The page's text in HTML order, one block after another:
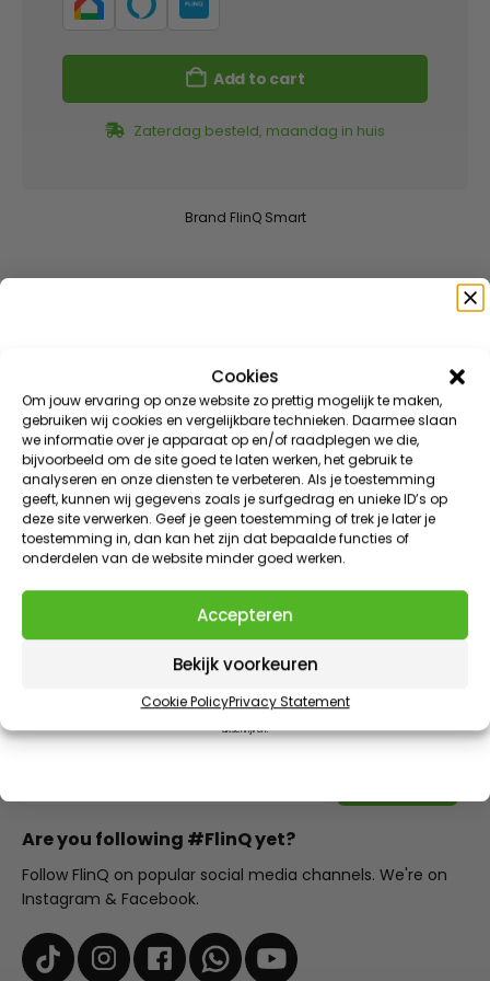
Cookies
Om jouw ervaring op onze website zo prettig mogelijk te maken,
gebruiken wij cookies en vergelijkbare technieken. Daarmee slaan
we informatie over je apparaat op en/of raadplegen we die,
bijvoorbeeld om de site goed te laten werken, het gebruik te
analyseren en onze diensten te verbeteren. Als je toestemming
geeft, kunnen wij gegevens zoals je surfgedrag en unieke ID’s op
deze site verwerken. Geef je geen toestemming of trek je later je
toestemming in, dan kan het zijn dat bepaalde functies of
onderdelen van de website minder goed werken.
Accepteren
Bekijk voorkeuren
Cookie PolicyPrivacy Statement
Add to cart
Zaterdag besteld, maandag in huis
Brand FlinQ Smart
REVIEWS (6)
DOWNLOAD(S)
SPARE PARTS
10% discount on your next purchase
Subscribe to our newsletter and receive the best offers
Are you following #FlinQ yet?
Follow FlinQ on popular social media channels. We're on
Instagram & Facebook.
Speciaal voor jou
Meld je aan voor onze nieuwsbrief en ontvang direct
10% kortingop je eerste bestelling
VIP KORTINGEN | EXCLUSIEVE TOEGANG | NIEUWE PRODUCTEN
E-mailadres
Claim 10% korting
AANBOD EINDIGT IN
Countdown ends in:
101::58
58
Door dit formulier in te vullen meld je je aan voor onze e-mails. Je kunt je op ieder moment weer
uitschrijven.